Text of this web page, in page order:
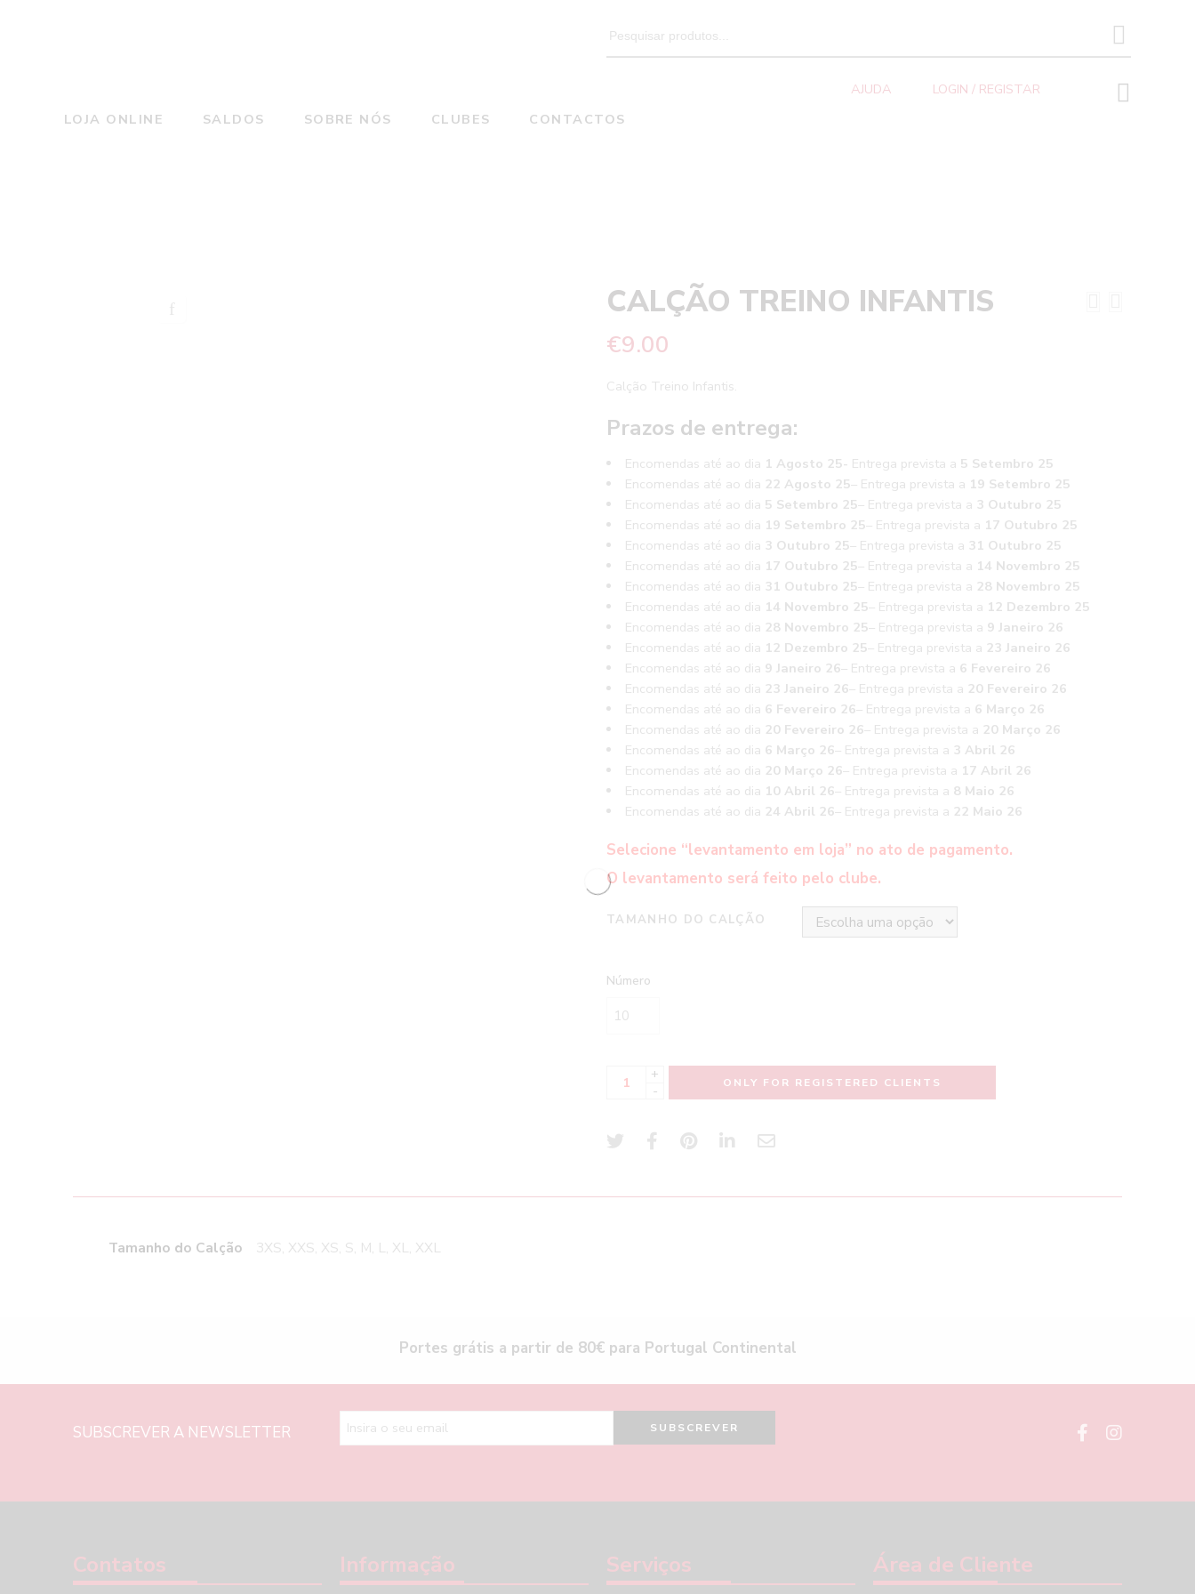
Search
for:
SEARCH BUTTON
AJUDA
LOGIN / REGISTAR
LOJA ONLINE
SALDOS SOBRE NÓS CLUBES CONTACTOS
CALÇÃO TREINO INFANTIS
€9.00
Calção Treino Infantis.
Prazos de entrega:
Encomendas até ao dia 1 Agosto 25- Entrega prevista a 5 Setembro 25
Encomendas até ao dia 22 Agosto 25– Entrega prevista a 19 Setembro 25
Encomendas até ao dia 5 Setembro 25– Entrega prevista a 3 Outubro 25
Encomendas até ao dia 19 Setembro 25– Entrega prevista a 17 Outubro 25
Encomendas até ao dia 3 Outubro 25– Entrega prevista a 31 Outubro 25
Encomendas até ao dia 17 Outubro 25– Entrega prevista a 14 Novembro 25
Encomendas até ao dia 31 Outubro 25– Entrega prevista a 28 Novembro 25
Encomendas até ao dia 14 Novembro 25– Entrega prevista a 12 Dezembro 25
Encomendas até ao dia 28 Novembro 25– Entrega prevista a 9 Janeiro 26
Encomendas até ao dia 12 Dezembro 25– Entrega prevista a 23 Janeiro 26
Encomendas até ao dia 9 Janeiro 26– Entrega prevista a 6 Fevereiro 26
Encomendas até ao dia 23 Janeiro 26– Entrega prevista a 20 Fevereiro 26
Encomendas até ao dia 6 Fevereiro 26– Entrega prevista a 6 Março 26
Encomendas até ao dia 20 Fevereiro 26– Entrega prevista a 20 Março 26
Encomendas até ao dia 6 Março 26– Entrega prevista a 3 Abril 26
Encomendas até ao dia 20 Março 26– Entrega prevista a 17 Abril 26
Encomendas até ao dia 10 Abril 26– Entrega prevista a 8 Maio 26
Encomendas até ao dia 24 Abril 26– Entrega prevista a 22 Maio 26
Selecione “levantamento em loja” no ato de pagamento.
O levantamento será feito pelo clube.
TAMANHO DO CALÇÃO
Número
+
-
ONLY FOR REGISTERED CLIENTS
Tamanho do Calção 3XS, XXS, XS, S, M, L, XL, XXL
Portes grátis a partir de 80€ para Portugal Continental
SUBSCREVER A NEWSLETTER
Contatos Informação Serviços Área de Cliente